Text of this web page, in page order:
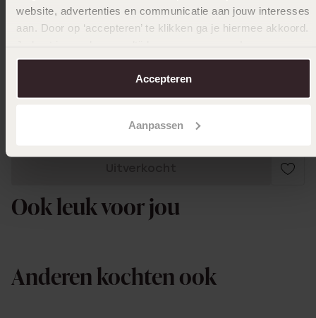
website, advertenties en communicatie aan jouw interesses
aan. Door op ‘accepteren’ te klikken ga je hiermee akkoord.
over in onscookiebeleid.
Accepteren
Aanpassen
01-04-2024 - Annemieke J.
Heel mooi
Toon meer
Ook leuk voor jou
Anderen kochten ook